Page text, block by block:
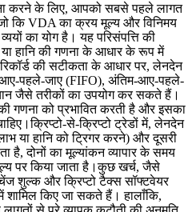
करने के लिए, आपको सबसे पहले लागत
जो कि VDA का क्रय मूल्य और विनिमय
का योग है। यह परिसंपत्ति की
या हानि की गणना के आधार के रूप में
रिकॉर्ड की सटीकता के आधार पर, लेनदेन
पहले-जाए (FIFO), अंतिम-आए-पहले-
जैसे तरीकों का उपयोग कर सकते हैं।
गणना को प्रभावित करती है और इसका
से-क्रिप्टो ट्रेडों में, लेनदेन
या हानि को ट्रिगर करने) और दूसरी
है, दोनों का मूल्यांकन व्यापार के समय
पर किया जाता है।कुछ खर्च, जैसे
शुल्क और क्रिप्टो टैक्स सॉफ्टवेयर
शामिल किए जा सकते हैं। हालाँकि,